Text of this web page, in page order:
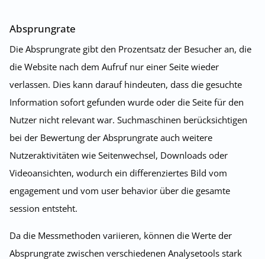
Absprungrate
Die Absprungrate gibt den Prozentsatz der Besucher an, die
die Website nach dem Aufruf nur einer Seite wieder
verlassen. Dies kann darauf hindeuten, dass die gesuchte
Information sofort gefunden wurde oder die Seite für den
Nutzer nicht relevant war. Suchmaschinen berücksichtigen
bei der Bewertung der Absprungrate auch weitere
Nutzeraktivitäten wie Seitenwechsel, Downloads oder
Videoansichten, wodurch ein differenziertes Bild vom
engagement und vom user behavior über die gesamte
session entsteht.
Da die Messmethoden variieren, können die Werte der
Absprungrate zwischen verschiedenen Analysetools stark